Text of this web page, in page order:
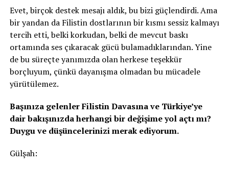
Evet, birçok destek mesajı aldık, bu bizi güçlendirdi. Ama
bir yandan da Filistin dostlarının bir kısmı sessiz kalmayı
tercih etti, belki korkudan, belki de mevcut baskı
ortamında ses çıkaracak gücü bulamadıklarından. Yine
de bu süreçte yanımızda olan herkese teşekkür
borçluyum, çünkü dayanışma olmadan bu mücadele
yürütülemez.
Başınıza gelenler Filistin Davasına ve Türkiye’ye
dair bakışınızda herhangi bir değişime yol açtı mı?
Duygu ve düşüncelerinizi merak ediyorum.
Gülşah: